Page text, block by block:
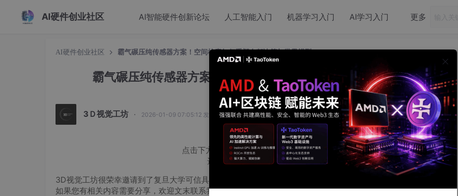
AI硬件创业社区 AI智能硬件创新论坛 人工智能入门 机器学习入门 AI学习入门 更多
AI硬件创业社区 霸气碾压纯传感器方案！空间检索如何重塑自驾决策与世界模型
霸气碾压纯传感器方案！空间检索如何重塑自驾决策与世界模型
3Ｄ视觉工坊 · 2026-01-09 07:05:12 发布
点击下方 ，关注「3D视觉工坊」公众号
选择 星标，干货第一时间送达
3D视觉工坊很荣幸邀请到了复旦大学可信具身智能研究院助理教授
如果您有相关内容需要分享，欢迎文末联系我们。